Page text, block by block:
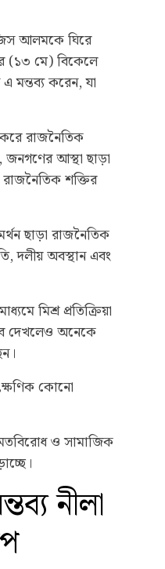
আলমকে ঘিরে
(১৩ মে) বিকেলে
মন্তব্য করেন, যা
রাজনৈতিক
জনগণের আস্থা ছাড়া
শক্তির
ছাড়া রাজনৈতিক
দলীয় অবস্থান এবং
মিশ্র প্রতিক্রিয়া
দেখলেও অনেকে
কোনো
ও সামাজিক
নীলা